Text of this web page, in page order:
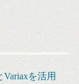
を活用